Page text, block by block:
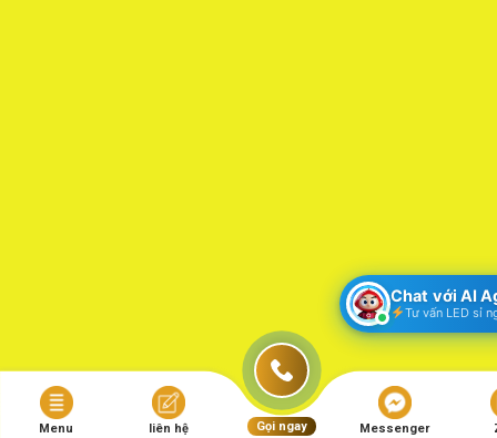
Chat với AI
Tư vấn LED sỉ
Menu liên hệ Gọi ngay Messenger